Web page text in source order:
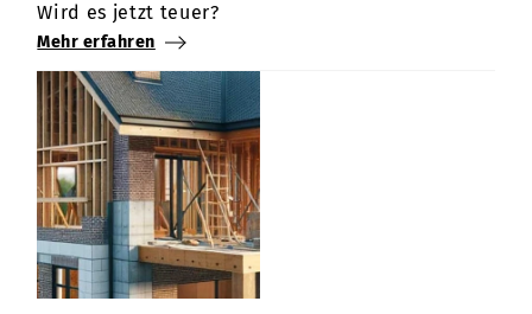
Wird es jetzt teuer?
Mehr erfahren